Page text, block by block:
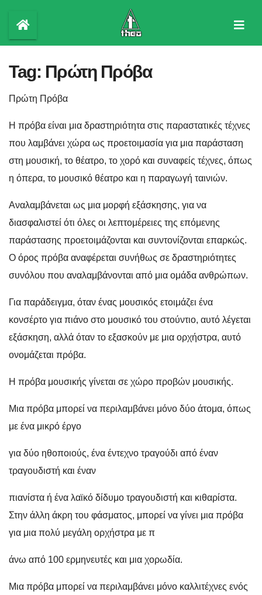
content
Tag: Πρώτη Πρόβα
Πρώτη Πρόβα
Η πρόβα είναι μια δραστηριότητα στις παραστατικές τέχνες
που λαμβάνει χώρα ως προετοιμασία για μια παράσταση
στη μουσική, το θέατρο, το χορό και συναφείς τέχνες, όπως
η όπερα, το μουσικό θέατρο και η παραγωγή ταινιών.
Αναλαμβάνεται ως μια μορφή εξάσκησης, για να
διασφαλιστεί ότι όλες οι λεπτομέρειες της επόμενης
παράστασης προετοιμάζονται και συντονίζονται επαρκώς.
Ο όρος πρόβα αναφέρεται συνήθως σε δραστηριότητες
συνόλου που αναλαμβάνονται από μια ομάδα ανθρώπων.
Για παράδειγμα, όταν ένας μουσικός ετοιμάζει ένα
κονσέρτο για πιάνο στο μουσικό του στούντιο, αυτό λέγεται
εξάσκηση, αλλά όταν το εξασκούν με μια ορχήστρα, αυτό
ονομάζεται πρόβα.
Η πρόβα μουσικής γίνεται σε χώρο προβών μουσικής.
Μια πρόβα μπορεί να περιλαμβάνει μόνο δύο άτομα, όπως
με ένα μικρό έργο
για δύο ηθοποιούς, ένα έντεχνο τραγούδι από έναν
τραγουδιστή και έναν
πιανίστα ή ένα λαϊκό δίδυμο τραγουδιστή και κιθαρίστα.
Στην άλλη άκρη του φάσματος, μπορεί να γίνει μια πρόβα
για μια πολύ μεγάλη ορχήστρα με π
άνω από 100 ερμηνευτές και μια χορωδία.
Μια πρόβα μπορεί να περιλαμβάνει μόνο καλλιτέχνες ενός